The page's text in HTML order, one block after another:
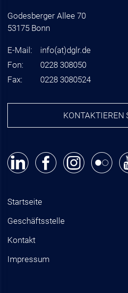
Godesberger Allee 70
53175 Bonn
E-Mail: info(at)dglr.de
Fon:
0228 308050
Fax:
0228 3080524
KONTAKTIEREN
Startseite
Geschäftsstelle
Kontakt
Impressum